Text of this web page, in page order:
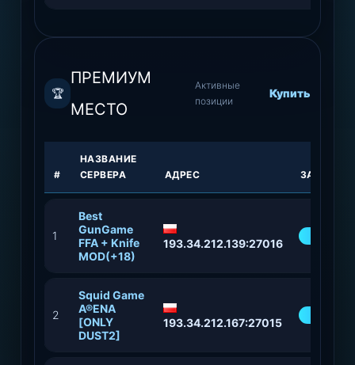
🏆
ПРЕМИУМ
МЕСТО
Активные
позиции
Купить
#
НАЗВАНИЕ
СЕРВЕРА
АДРЕС
1
Best
GunGame
FFA + Knife
MOD(+18)
193.34.212.139:27016
2
Squid Game
A®ENA
[ONLY
DUST2]
193.34.212.167:27015